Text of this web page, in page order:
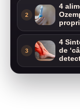
2
4
3
4
de